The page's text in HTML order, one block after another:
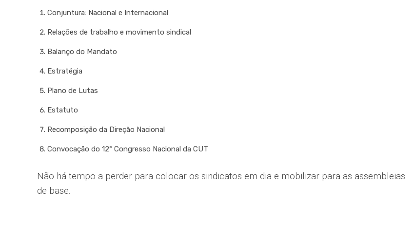
Conjuntura: Nacional e Internacional
Relações de trabalho e movimento sindical
Balanço do Mandato
Estratégia
Plano de Lutas
Estatuto
Recomposição da Direção Nacional
Convocação do 12º Congresso Nacional da CUT
Não há tempo a perder para colocar os sindicatos em dia e mobilizar para as assembleias
de base.